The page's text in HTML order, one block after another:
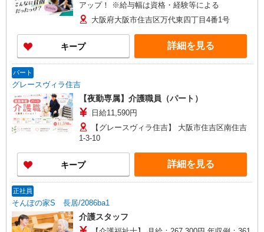
アップ！ ※給与幅は資格・経験等による
大阪府大阪市住吉区万代東四丁目4番1号
キープ 詳細を見る
パート
グレースヴィラ住吉
【夜勤専属】介護職員（パート）
日給11,590円
【グレースヴィラ住吉】 大阪市住吉区南住吉
1-3-10
キープ 詳細を見る
正社員
そんぽの家S 長居/2086ba1
介護スタッフ